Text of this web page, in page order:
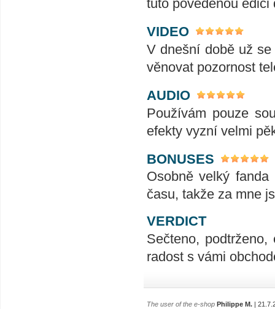
tuto povedenou edici
VIDEO
V dnešní době už
věnovat pozornost
AUDIO
Používám pouze
efekty vyzní velmi
BONUSES
Osobně velký
času, takže za mne
VERDICT
Sečteno,
radost s vámi
The user of the e-shop Philippe M. |